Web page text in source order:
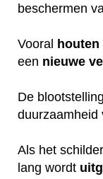
beschermen
Vooral houten
een nieuwe
De
duurzaamheid
Als het
lang wordt